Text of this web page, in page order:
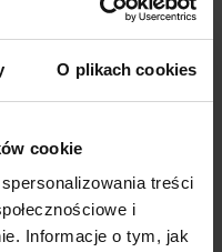
O plikach cookies
cookie
treści
i
Informacje o tym, jak